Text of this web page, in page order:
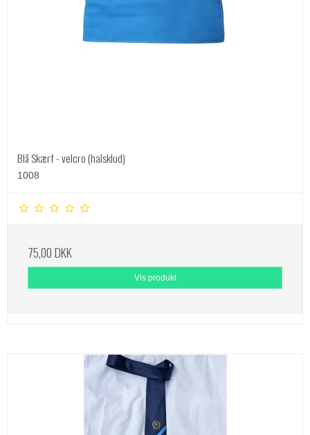
Blå Skærf - velcro (halsklud)
1008
75,00 DKK
Vis produkt